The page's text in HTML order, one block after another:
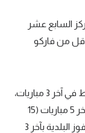
السابع عشر
أقل من فاركو
بكلمات أخرى، حتى لو حقق فاركو أقل من 3 نقاط في آخر 3 مباريات،
سينبغي على المقاولون ألا يحقق 13 نقطة من آخر 5 مباريات (15
نقطة متاحة) لينجو البلدية، كل ذلك بشرط أن يفوز البلدية بآخر 3